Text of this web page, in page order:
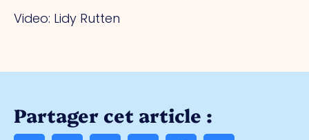
Video: Lidy Rutten
Partager cet article :